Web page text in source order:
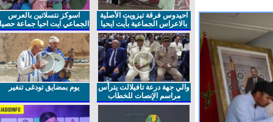
احيدوس فرقة تيزويت الأصلية
بالاعراس الجماعية بأيت ايحيا
اسوكز نتسلاتين بالعرس
الجماعي ايت احيا جماعة حصيا
والي جهة درعة تافيلالت يترأس
مراسم الإنصات للخطاب
الملكي السامي بمناسبة
يوم بمضايق تودغى تنغير